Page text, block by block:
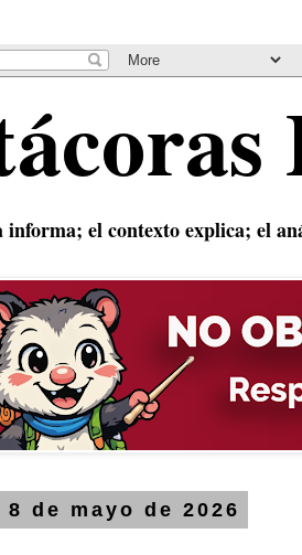
el contexto explica; el
de mayo de 2026